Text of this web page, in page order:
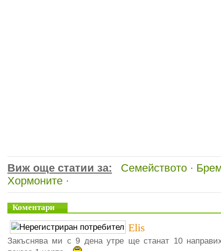
Виж още статии за: Семейството ·
Хормоните ·
Коментари
Elis
Закъснява ми с 9 дена утре ще станат 10